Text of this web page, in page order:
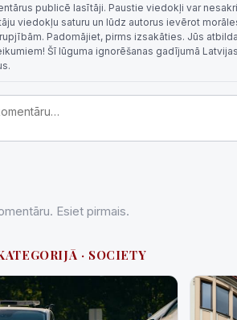
publicē lasītāji. Paustie viedokļi var
viedokļu saturu un lūdz autorus ievērot
Padomājiet, pirms izsakāties. Jūs
Šī lūguma ignorēšanas gadījumā
Esiet pirmais.
· SOCIETY